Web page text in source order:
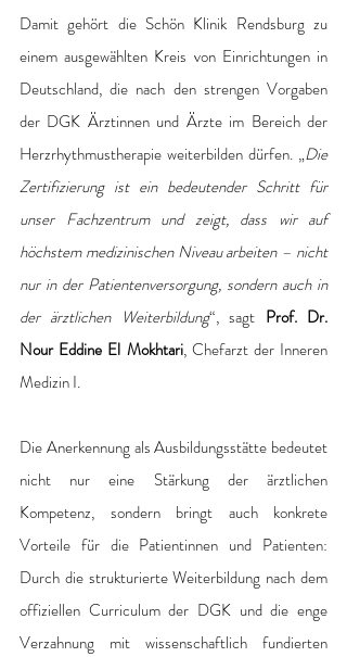
Damit gehört die Schön Klinik Rendsburg zu
einem ausgewählten Kreis von Einrichtungen in
Deutschland, die nach den strengen Vorgaben
der DGK Ärztinnen und Ärzte im Bereich der
Herzrhythmustherapie weiterbilden dürfen. „Die
Zertifizierung ist ein bedeutender Schritt für
unser Fachzentrum und zeigt, dass wir auf
höchstem medizinischen Niveau arbeiten – nicht
nur in der Patientenversorgung, sondern auch in
der ärztlichen Weiterbildung“, sagt Prof. Dr.
Nour Eddine El Mokhtari, Chefarzt der Inneren
Medizin I.
Die Anerkennung als Ausbildungsstätte bedeutet
nicht nur eine Stärkung der ärztlichen
Kompetenz, sondern bringt auch konkrete
Vorteile für die Patientinnen und Patienten:
Durch die strukturierte Weiterbildung nach dem
offiziellen Curriculum der DGK und die enge
Verzahnung mit wissenschaftlich fundierten